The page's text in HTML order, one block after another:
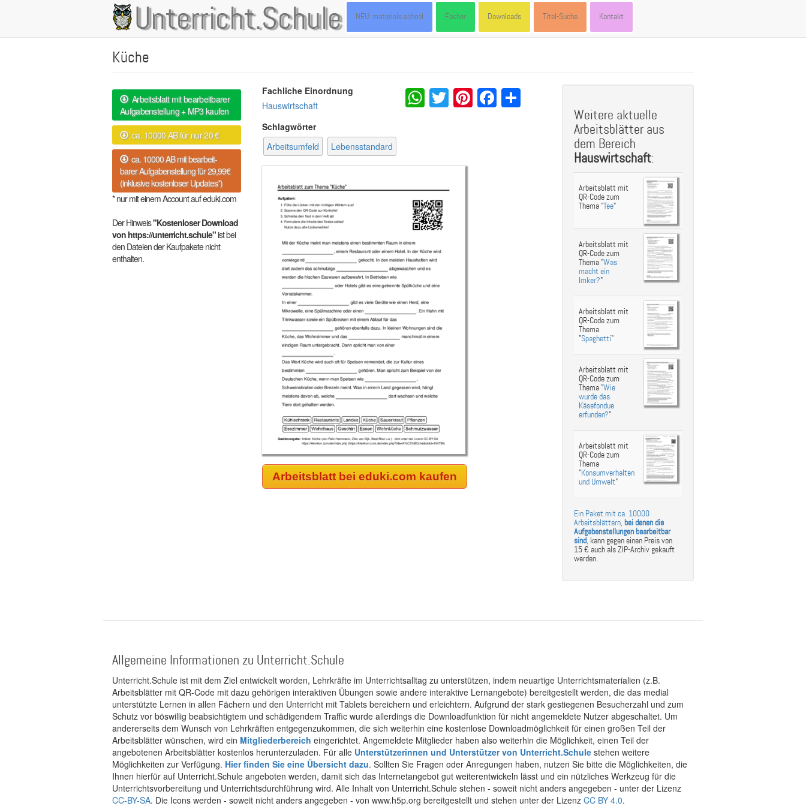
Unterricht.Schule
Main
navigation
NEU: materials.school Fächer Downloads Titel-Suche Kontakt
Küche
Arbeitsblatt mit bearbeitbarer
Aufgabenstellung + MP3 kaufen
ca. 10000 AB für nur 20 €
ca. 10000 AB mit bearbeit-
barer Aufgabenstellung für 29,99€
(inklusive kostenloser Updates*)
* nur mit einem Account auf eduki.com
Der Hinweis"Kostenloser Download
von https://unterricht.schule"ist bei
den Dateien der Kaufpakete nicht
enthalten.
Fachliche Einordnung
Hauswirtschaft
Schlagwörter
Arbeitsumfeld
Lebensstandard
WhatsApp
Twitter
Pinterest
Facebook
Share
Arbeitsblatt bei eduki.com kaufen
Weitere aktuelle
Arbeitsblätter aus
dem Bereich
Hauswirtschaft:
Arbeitsblatt mit
QR-Code zum
Thema "Tee"
Arbeitsblatt mit
QR-Code zum
Thema "Was
macht ein
Imker?"
Arbeitsblatt mit
QR-Code zum
Thema
"Spaghetti"
Arbeitsblatt mit
QR-Code zum
Thema "Wie
wurde das
Käsefondue
erfunden?"
Arbeitsblatt mit
QR-Code zum
Thema
"Konsumverhalten
und Umwelt"
Ein Paket mit ca. 10000
Arbeitsblättern, bei denen die
Aufgabenstellungen bearbeitbar
sind, kann gegen einen Preis von
15 € auch als ZIP-Archiv gekauft
werden.
Allgemeine Informationen zu Unterricht.Schule
Unterricht.Schule ist mit dem Ziel entwickelt worden, Lehrkräfte im Unterrichtsalltag zu unterstützen, indem neuartige Unterrichtsmaterialien (z.B.
Arbeitsblätter mit QR-Code mit dazu gehörigen interaktiven Übungen sowie andere interaktive Lernangebote) bereitgestellt werden, die das medial
unterstützte Lernen in allen Fächern und den Unterricht mit Tablets bereichern und erleichtern. Aufgrund der stark gestiegenen Besucherzahl und zum
Schutz vor böswillig beabsichtigtem und schädigendem Traffic wurde allerdings die Downloadfunktion für nicht angemeldete Nutzer abgeschaltet. Um
andererseits dem Wunsch von Lehrkräften entgegenzukommen, die sich weiterhin eine kostenlose Downloadmöglichkeit für einen großen Teil der
Arbeitsblätter wünschen, wird ein Mitgliederbereich eingerichtet. Angemeldete Mitglieder haben also weiterhin die Möglichkeit, einen Teil der
angebotenen Arbeitsblätter kostenlos herunterzuladen. Für alle Unterstützerinnen und Unterstützer von Unterricht.Schule stehen weitere
Möglichkeiten zur Verfügung. Hier finden Sie eine Übersicht dazu. Sollten Sie Fragen oder Anregungen haben, nutzen Sie bitte die Möglichkeiten, die
Ihnen hierfür auf Unterricht.Schule angeboten werden, damit sich das Internetangebot gut weiterentwickeln lässt und ein nützliches Werkzeug für die
Unterrichtsvorbereitung und Unterrichtsdurchführung wird. Alle Inhalt von Unterricht.Schule stehen - soweit nicht anders angegeben - unter der Lizenz
CC-BY-SA. Die Icons werden - soweit nicht anders angegeben - von www.h5p.org bereitgestellt und stehen unter der Lizenz CC BY 4.0.